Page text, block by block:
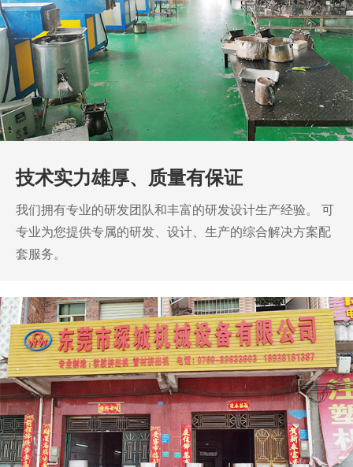
技术实力雄厚、质量有保证
我们拥有专业的研发团队和丰富的研发设计生产经验。
可
专业为您提供专属的研发、设计、生产的综合解决方案配
套服务。